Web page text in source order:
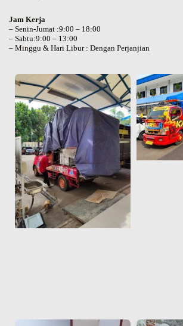
Jam Kerja
– Senin-Jumat :9:00 – 18:00
– Sabtu:9:00 – 13:00
– Minggu & Hari Libur : Dengan Perjanjian